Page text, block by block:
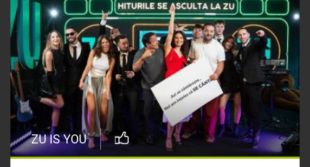
21 Iulie
Dă volumul mai tare! Cabron vine
cu Hitul Monstru al Verii
20 Iulie
Episod nou | Muzica Aia x DJ
Christian Thomson
ZU IS YOU